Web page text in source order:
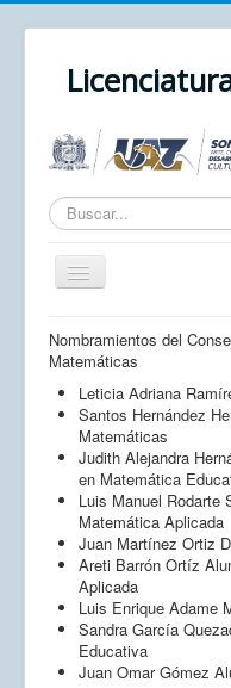
Texto
a
buscar...
Cambiar
navegación
Inicio
Unidad Académica
UAZ
Cursos
Correo
Nombramientos del
Matemáticas
Leticia Adriana
Santos Hernández
Matemáticas
Judith Alejandra
en Matemática
Luis Manuel Rodarte
Matemática Aplicada
Juan Martínez Ortiz
Areti Barrón Ortíz
Aplicada
Luis Enrique Adame
Sandra García
Educativa
Juan Omar Gómez